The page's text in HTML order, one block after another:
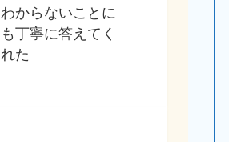
わからないことに
も丁寧に答えてく
れた